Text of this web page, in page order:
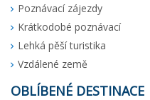
Poznávací zájezdy
Krátkodobé poznávací
Lehká pěší turistika
Vzdálené země
OBLÍBENÉ DESTINACE